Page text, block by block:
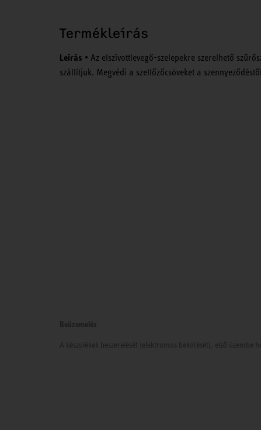
Termékleírás
Leírás • Az elszívottlevegő-szelepekre szerelhető
szállítjuk. Megvédi a szellőzőcsöveket a
Beüzemelés
A készülékek beszerelését (elektromos bekötését), első üzembe